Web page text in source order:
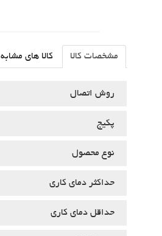
مشخصات کالا کالا های مشابه
روش اتصال
پکيج
نوع محصول
حداکثر دماي کاري
حداقل دماي کاري